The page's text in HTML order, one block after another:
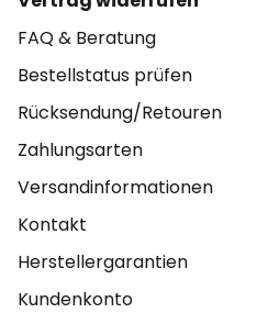
FAQ & Beratung
Bestellstatus prüfen
Rücksendung/Retouren
Zahlungsarten
Versandinformationen
Kontakt
Herstellergarantien
Kundenkonto